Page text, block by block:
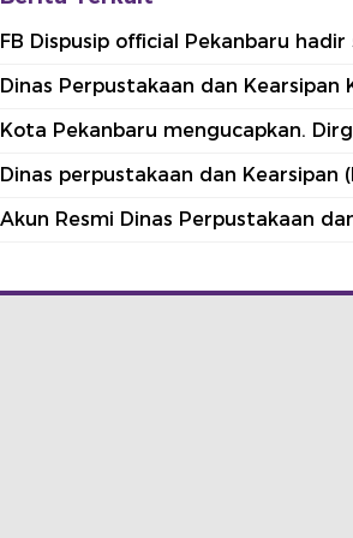
FB Dispusip official Pekanbaru
Dinas Perpustakaan dan
Kota Pekanbaru mengucapkan.
Dinas perpustakaan dan
Akun Resmi Dinas Perpustakaan